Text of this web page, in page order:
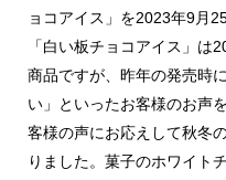
ョコアイス」を2023年9月
「白い板チョコアイス」は
商品ですが、昨年の発売時
い」といったお客様のお声
客様の声にお応えして秋冬
りました。菓子のホワイト